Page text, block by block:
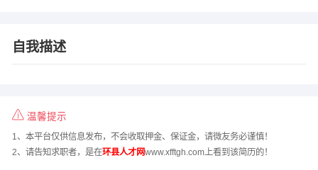
自我描述
温馨提示
1、本平台仅供信息发布，不会收取押金、保证金，请微友务必谨慎！
2、请告知求职者，是在环县人才网www.xfftgh.com上看到该简历的！